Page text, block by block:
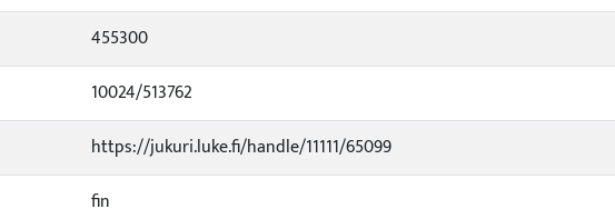
455300
10024/513762
https://jukuri.luke.fi/handle/11111/65099
fin